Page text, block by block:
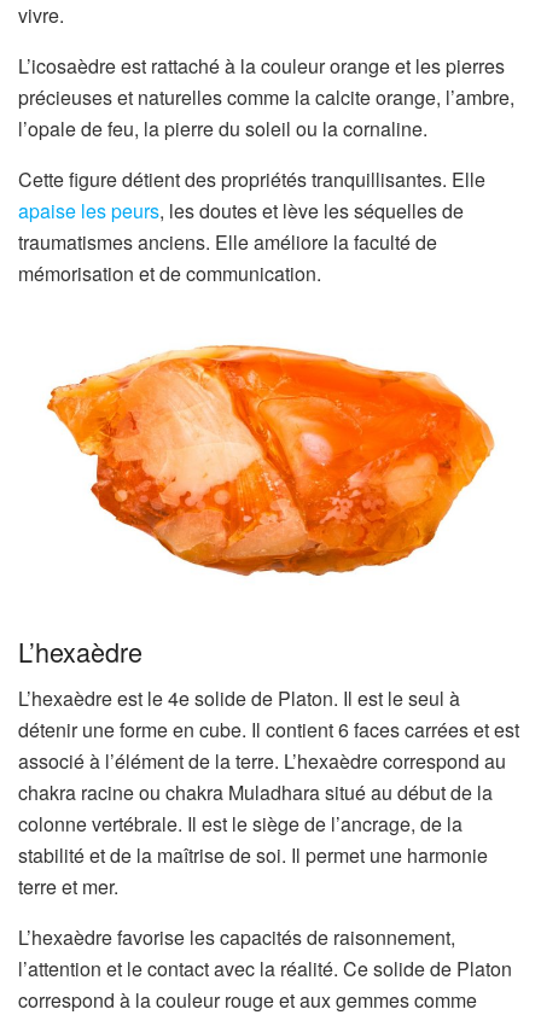
vivre.
L’icosaèdre est rattaché à la couleur orange et les pierres
précieuses et naturelles comme la calcite orange, l’ambre,
l’opale de feu, la pierre du soleil ou la cornaline.
Cette figure détient des propriétés tranquillisantes. Elle
apaise les peurs, les doutes et lève les séquelles de
traumatismes anciens. Elle améliore la faculté de
mémorisation et de communication.
L’hexaèdre
L’hexaèdre est le 4e solide de Platon. Il est le seul à
détenir une forme en cube. Il contient 6 faces carrées et est
associé à l’élément de la terre. L’hexaèdre correspond au
chakra racine ou chakra Muladhara situé au début de la
colonne vertébrale. Il est le siège de l’ancrage, de la
stabilité et de la maîtrise de soi. Il permet une harmonie
terre et mer.
L’hexaèdre favorise les capacités de raisonnement,
l’attention et le contact avec la réalité. Ce solide de Platon
correspond à la couleur rouge et aux gemmes comme